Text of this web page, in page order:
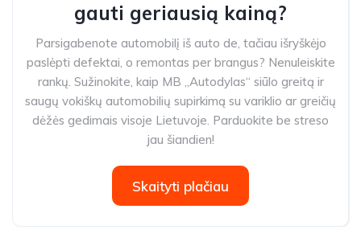
gauti geriausią kainą?
Parsigabenote automobilį iš auto de, tačiau išryškėjo
paslėpti defektai, o remontas per brangus? Nenuleiskite
rankų. Sužinokite, kaip MB „Autodylas“ siūlo greitą ir
saugų vokiškų automobilių supirkimą su variklio ar greičių
dėžės gedimais visoje Lietuvoje. Parduokite be streso
jau šiandien!
Skaityti plačiau